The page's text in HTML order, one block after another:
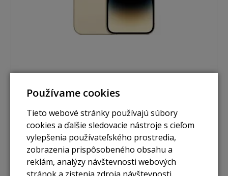
iPhone 14 Pro 1TB gold
Zobraziť
Používame cookies
Tieto webové stránky používajú súbory
cookies a ďalšie sledovacie nástroje s cieľom
vylepšenia používateľského prostredia,
zobrazenia prispôsobeného obsahu a
reklám, analýzy návštevnosti webových